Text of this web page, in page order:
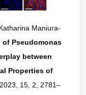
Maniura-
Pseudomonas
between
Properties of
15, 2, 2781–